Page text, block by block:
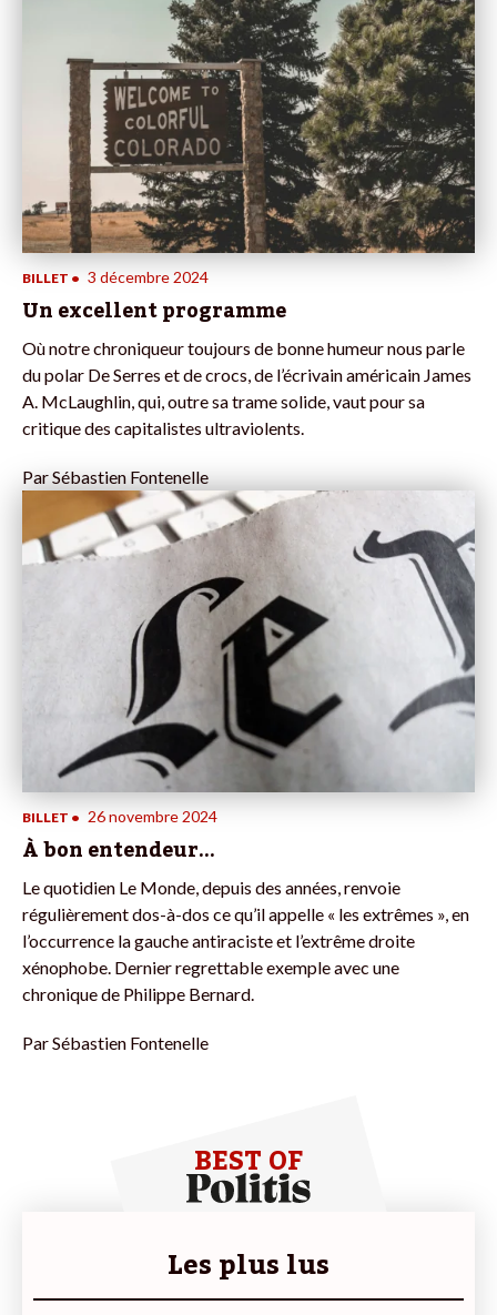
BILLET • 3 décembre 2024
Un excellent programme
Où notre chroniqueur toujours de bonne humeur nous parle
du polar De Serres et de crocs, de l’écrivain américain James
A. McLaughlin, qui, outre sa trame solide, vaut pour sa
critique des capitalistes ultraviolents.
ParSébastien Fontenelle
BILLET • 26 novembre 2024
À bon entendeur…
Le quotidien Le Monde, depuis des années, renvoie
régulièrement dos-à-dos ce qu’il appelle « les extrêmes », en
l’occurrence la gauche antiraciste et l’extrême droite
xénophobe. Dernier regrettable exemple avec une
chronique de Philippe Bernard.
ParSébastien Fontenelle
BEST OF
Les plus lus